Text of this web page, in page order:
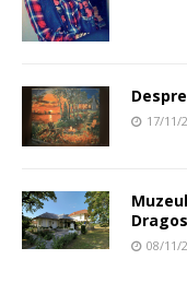
17/11/
08/11/